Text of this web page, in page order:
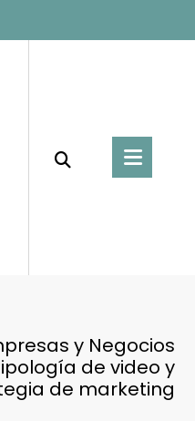
y Negocios
de video y
de marketing